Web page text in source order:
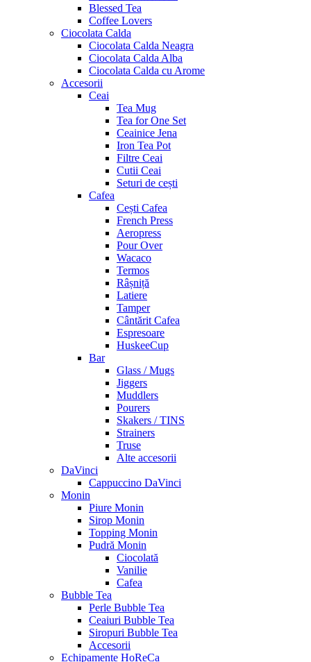
Blessed Tea
Coffee Lovers
Ciocolata Calda
Ciocolata Calda Neagra
Ciocolata Calda Alba
Ciocolata Calda cu Arome
Accesorii
Ceai
Tea Mug
Tea for One Set
Ceainice Jena
Iron Tea Pot
Filtre Ceai
Cutii Ceai
Seturi de cești
Cafea
Cești Cafea
French Press
Aeropress
Pour Over
Wacaco
Termos
Râșniță
Latiere
Tamper
Cântărit Cafea
Espresoare
HuskeeCup
Bar
Glass / Mugs
Jiggers
Muddlers
Pourers
Skakers / TINS
Strainers
Truse
Alte accesorii
DaVinci
Cappuccino DaVinci
Monin
Piure Monin
Sirop Monin
Topping Monin
Pudră Monin
Ciocolată
Vanilie
Cafea
Bubble Tea
Perle Bubble Tea
Ceaiuri Bubble Tea
Siropuri Bubble Tea
Accesorii
Echipamente HoReCa